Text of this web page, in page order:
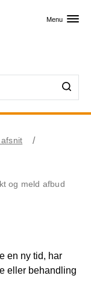
Menu
og meld afbud
en ny tid, har
eller behandling